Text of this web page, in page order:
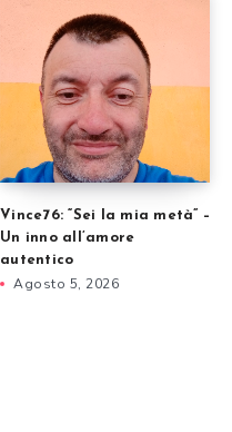
Vince76: “Sei la mia metà” –
Un inno all’amore
autentico
Agosto 5, 2026